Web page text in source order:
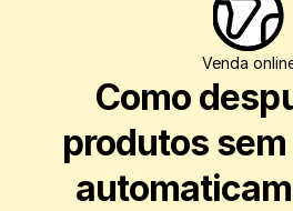
Venda
Como
produtos